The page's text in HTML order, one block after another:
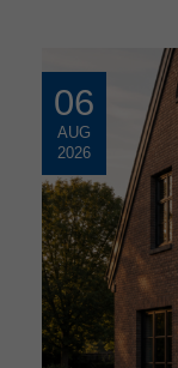
06
AUG
2026